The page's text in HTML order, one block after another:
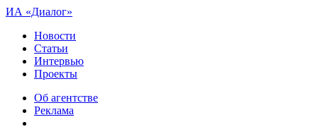
ИА «Диалог»
Новости
Статьи
Интервью
Проекты
Об агентстве
Реклама